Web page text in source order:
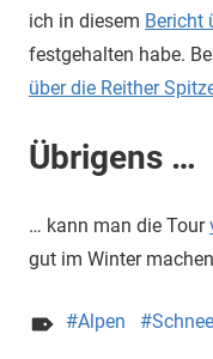
ich in diesem Bericht
festgehalten habe.
über die Reither
Übrigens …
… kann man die Tour
gut im Winter
Alpen